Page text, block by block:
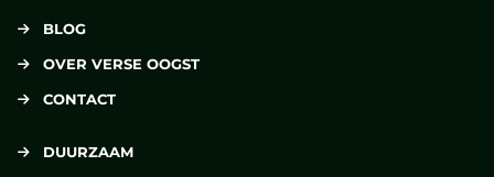
BLOG
OVER VERSE OOGST
CONTACT
DUURZAAM